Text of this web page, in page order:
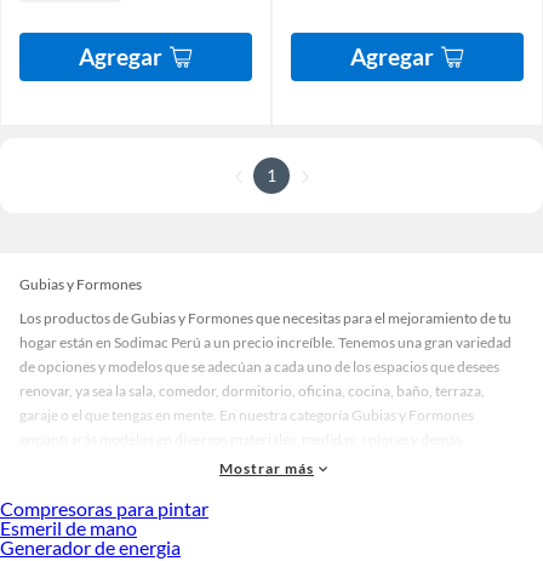
Agregar Agregar
1
Gubias y Formones
Los productos de Gubias y Formones que necesitas para el mejoramiento de tu
hogar están en Sodimac Perú a un precio increíble. Tenemos una gran variedad
de opciones y modelos que se adecúan a cada uno de los espacios que desees
renovar, ya sea la sala, comedor, dormitorio, oficina, cocina, baño, terraza,
garaje o el que tengas en mente. En nuestra categoría Gubias y Formones
características específicas de tu preferencia. Recuerda que solo en Sodimac
mejores marcas de calidad y con garantía.
Precios de Gubias y Formones en Sodimac Perú
Mostrar más
Compresoras para pintar
Esmeril de mano
Generador de energia